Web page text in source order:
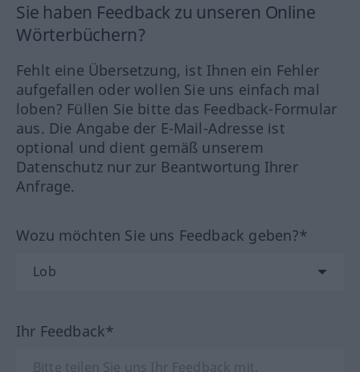
Sie haben Feedback zu unseren Online
Wörterbüchern?
Fehlt eine Übersetzung, ist Ihnen ein Fehler
aufgefallen oder wollen Sie uns einfach mal
loben? Füllen Sie bitte das Feedback-Formular
aus. Die Angabe der E-Mail-Adresse ist
optional und dient gemäß unserem
Datenschutz nur zur Beantwortung Ihrer
Anfrage.
Wozu möchten Sie uns Feedback geben?*
Ihr Feedback*